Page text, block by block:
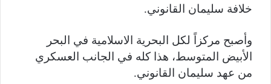
خلافة سليمان القانوني.
وأصبح مركزاً لكل البحرية الاسلامية في البحر
الأبيض المتوسط، هذا كله في الجانب العسكري
من عهد سليمان القانوني.